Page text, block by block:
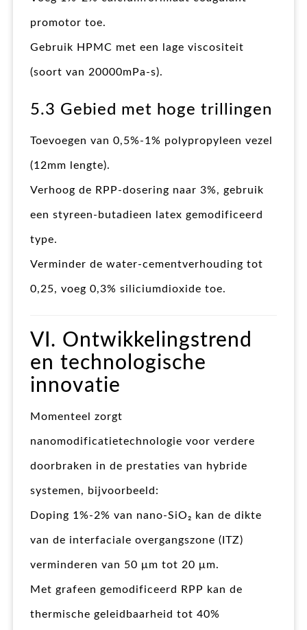
promotor toe.
Gebruik HPMC met een lage viscositeit
(soort van 20000mPa-s).
5.3 Gebied met hoge trillingen
Toevoegen van 0,5%-1% polypropyleen vezel
(12mm lengte).
Verhoog de RPP-dosering naar 3%, gebruik
een styreen-butadieen latex gemodificeerd
type.
Verminder de water-cementverhouding tot
0,25, voeg 0,3% siliciumdioxide toe.
VI. Ontwikkelingstrend
en technologische
innovatie
Momenteel zorgt
nanomodificatietechnologie voor verdere
doorbraken in de prestaties van hybride
systemen, bijvoorbeeld:
Doping 1%-2% van nano-SiO₂ kan de dikte
van de interfaciale overgangszone (ITZ)
verminderen van 50 μm tot 20 μm.
Met grafeen gemodificeerd RPP kan de
thermische geleidbaarheid tot 40%